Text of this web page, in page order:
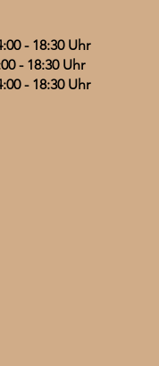
- 18:30 Uhr
- 18:30 Uhr
- 18:30 Uhr